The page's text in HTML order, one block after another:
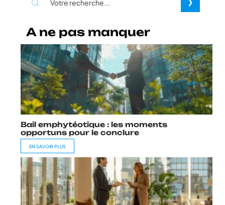
A ne pas manquer
Bail emphytéotique : les moments
opportuns pour le conclure
EN SAVOIR PLUS